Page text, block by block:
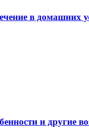
в домашних
и другие